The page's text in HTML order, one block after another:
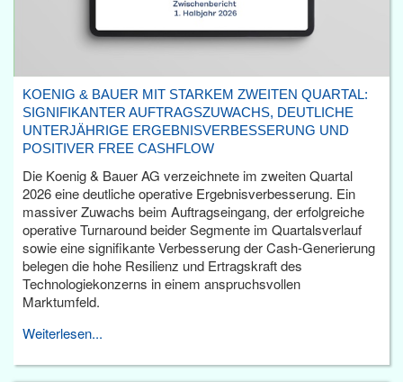
KOENIG & BAUER MIT STARKEM ZWEITEN QUARTAL:
SIGNIFIKANTER AUFTRAGSZUWACHS, DEUTLICHE
UNTERJÄHRIGE ERGEBNISVERBESSERUNG UND
POSITIVER FREE CASHFLOW
Die Koenig & Bauer AG verzeichnete im zweiten Quartal
2026 eine deutliche operative Ergebnisverbesserung. Ein
massiver Zuwachs beim Auftragseingang, der erfolgreiche
operative Turnaround beider Segmente im Quartalsverlauf
sowie eine signifikante Verbesserung der Cash-Generierung
belegen die hohe Resilienz und Ertragskraft des
Technologiekonzerns in einem anspruchsvollen
Marktumfeld.
Weiterlesen...